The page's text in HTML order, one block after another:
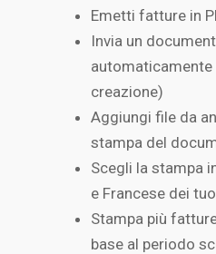
Emetti fatture in
Invia un
automaticamente
creazione)
Aggiungi file da
stampa del
Scegli la stampa
e Francese dei
Stampa più
base al periodo